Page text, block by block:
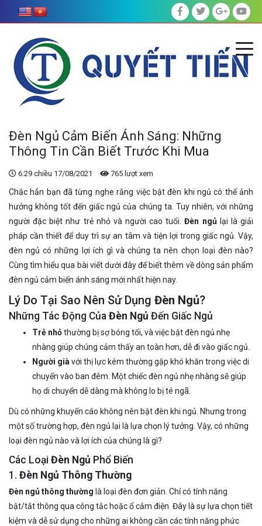
Đèn Ngủ Cảm Biến Ánh Sáng: Những
Thông Tin Cần Biết Trước Khi Mua
6:29 chiều 17/08/2021 765 lượt xem
Chắc hẳn bạn đã từng nghe rằng việc bật đèn khi ngủ có thể ảnh
hưởng không tốt đến giấc ngủ của chúng ta. Tuy nhiên, với những
người đặc biệt như trẻ nhỏ và người cao tuổi.Đèn ngủlại là giải
pháp cần thiết để duy trì sự an tâm và tiện lợi trong giấc ngủ. Vậy,
đèn ngủ có những lợi ích gì và chúng ta nên chọn loại đèn nào?
Cùng tìm hiểu qua bài viết dưới đây để biết thêm về dòng sản phẩm
đèn ngủ cảm biến ánh sáng mới nhất hiện nay.
Lý Do Tại Sao Nên Sử Dụng Đèn Ngủ?
Những Tác Động Của Đèn Ngủ Đến Giấc Ngủ
Trẻ nhỏthường bị sợ bóng tối, và việc bật đèn ngủ nhẹ
nhàng giúp chúng cảm thấy an toàn hơn, dễ đi vào giấc ngủ.
Người già với thị lực kém thường gặp khó khăn trong việc di
chuyển vào ban đêm. Một chiếc đèn ngủ nhẹ nhàng sẽ giúp
họ di chuyển dễ dàng mà không lo bị té ngã.
Dù có những khuyến cáo không nên bật đèn khi ngủ. Nhưng trong
một số trường hợp, đèn ngủ lại là lựa chọn lý tưởng. Vậy, có những
loại đèn ngủ nào và lợi ích của chúng là gì?
Các Loại Đèn Ngủ Phổ Biến
1. Đèn Ngủ Thông Thường
Đèn ngủ thông thường là loại đèn đơn giản. Chỉ có tính năng
bật/tắt thông qua công tắc hoặc ổ cắm điện. Đây là sự lựa chọn tiết
kiệm và dễ sử dụng cho những ai không cần các tính năng phức